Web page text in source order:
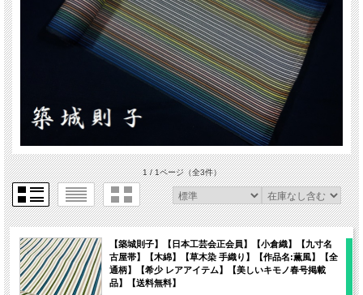
1 / 1ページ（全3件）
【築城則子】【日本工芸会正会員】【小倉織】【九寸名
古屋帯】【木綿】【草木染 手織り】【作品名:薫風】【全
通柄】【希少 レアアイテム】【美しいキモノ春号掲載
品】【送料無料】